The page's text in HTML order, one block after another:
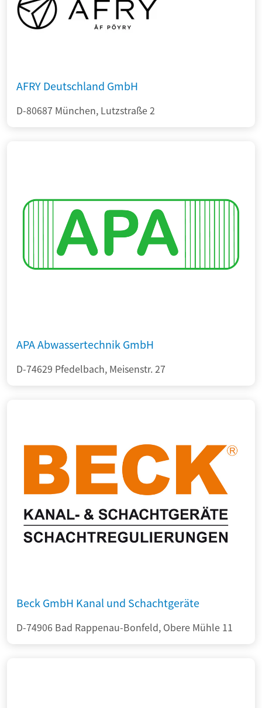
AFRY Deutschland GmbH
D-80687 München, Lutzstraße 2
APA Abwassertechnik GmbH
D-74629 Pfedelbach, Meisenstr. 27
Beck GmbH Kanal und Schachtgeräte
D-74906 Bad Rappenau-Bonfeld, Obere Mühle 11